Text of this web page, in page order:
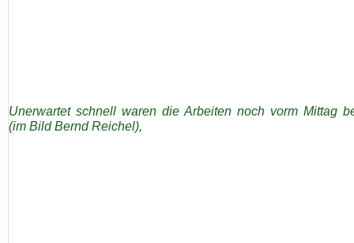
Unerwartet schnell waren die Arbeiten noch vorm Mittag
(im Bild Bernd Reichel),